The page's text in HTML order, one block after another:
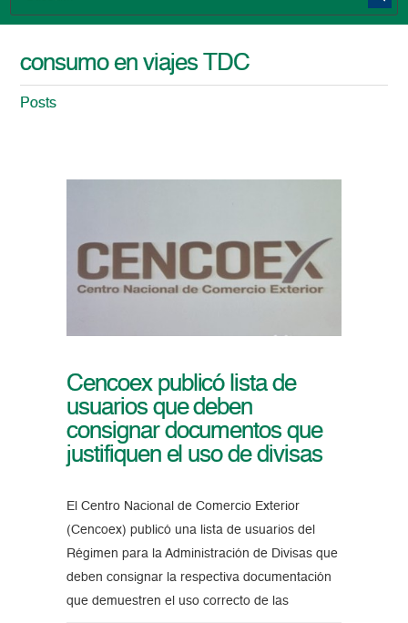
consumo en viajes TDC
Posts
Cencoex publicó lista de
usuarios que deben
consignar documentos que
justifiquen el uso de divisas
El Centro Nacional de Comercio Exterior
(Cencoex) publicó una lista de usuarios del
Régimen para la Administración de Divisas que
deben consignar la respectiva documentación
que demuestren el uso correcto de las